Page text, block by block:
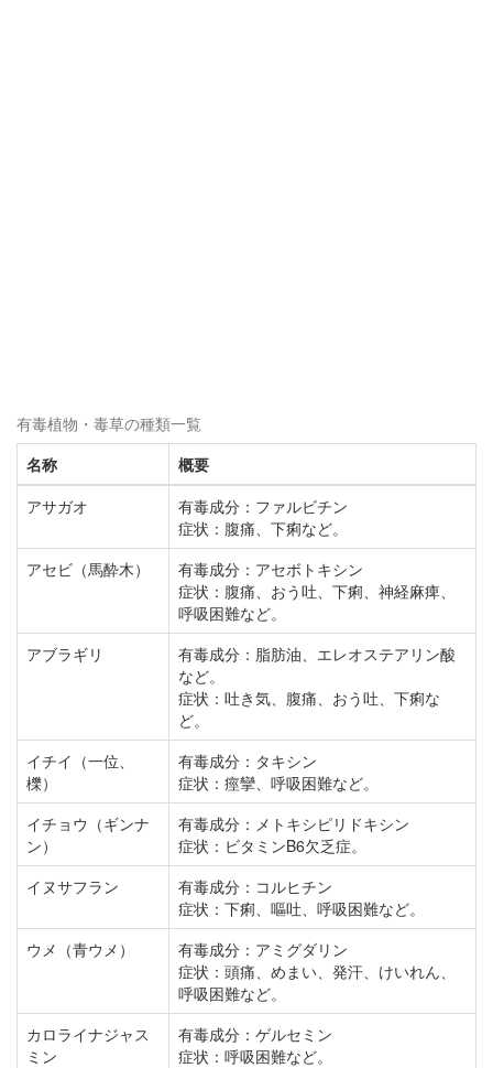
有毒植物・毒草の種類一覧
名称
概要
アサガオ
有毒成分：ファルビチン
症状：腹痛、下痢など。
アセビ（馬酔木）
有毒成分：アセボトキシン
症状：腹痛、おう吐、下痢、神経麻痺、
呼吸困難など。
アブラギリ
有毒成分：脂肪油、エレオステアリン酸
など。
症状：吐き気、腹痛、おう吐、下痢な
ど。
イチイ（一位、
櫟）
有毒成分：タキシン
症状：痙攣、呼吸困難など。
イチョウ（ギンナ
ン）
有毒成分：メトキシピリドキシン
症状：ビタミンB6欠乏症。
イヌサフラン
有毒成分：コルヒチン
症状：下痢、嘔吐、呼吸困難など。
ウメ（青ウメ）
有毒成分：アミグダリン
症状：頭痛、めまい、発汗、けいれん、
呼吸困難など。
カロライナジャス
ミン
有毒成分：ゲルセミン
症状：呼吸困難など。